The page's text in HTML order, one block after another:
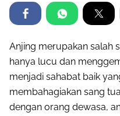
Anjing merupakan salah
hanya lucu dan
menjadi sahabat baik
membahagiakan sang
dengan orang dewasa,